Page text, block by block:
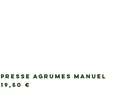
PRESSE AGRUMES MANUEL
Prix
19,50 €